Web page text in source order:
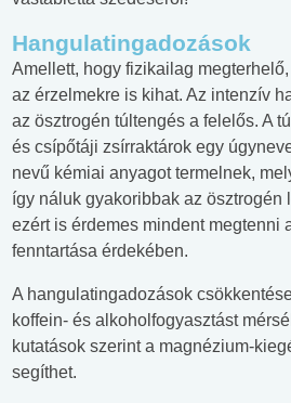
Hangulatingadozások
Amellett, hogy fizikailag
az érzelmekre is kihat. Az intenzív
az ösztrogén túltengés a felelős. A
és csípőtáji zsírraktárok egy
nevű kémiai anyagot termelnek,
így náluk gyakoribbak az ösztrogén
ezért is érdemes mindent megtenni
fenntartása érdekében.
A hangulatingadozások
koffein- és alkoholfogyasztást
kutatások szerint a magnézium-
segíthet.